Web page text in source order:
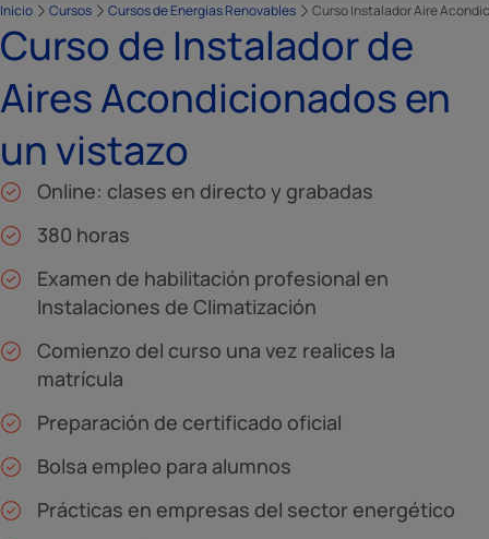
Inicio Cursos Cursos de Energías Renovables Curso Instalador Aire
Curso de Instalador de
Aires Acondicionados en
un vistazo
Online: clases en directo y grabadas
380 horas
Examen de habilitación profesional en
Instalaciones de Climatización
Comienzo del curso una vez realices la
matrícula
Preparación de certificado oficial
Bolsa empleo para alumnos
Prácticas en empresas del sector energético